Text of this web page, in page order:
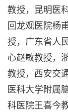
教授，昆明医
回龙观医院杨
授，广东省人
心赵敏教授，
教授，西安交
医科大学附属
科医院王喜今